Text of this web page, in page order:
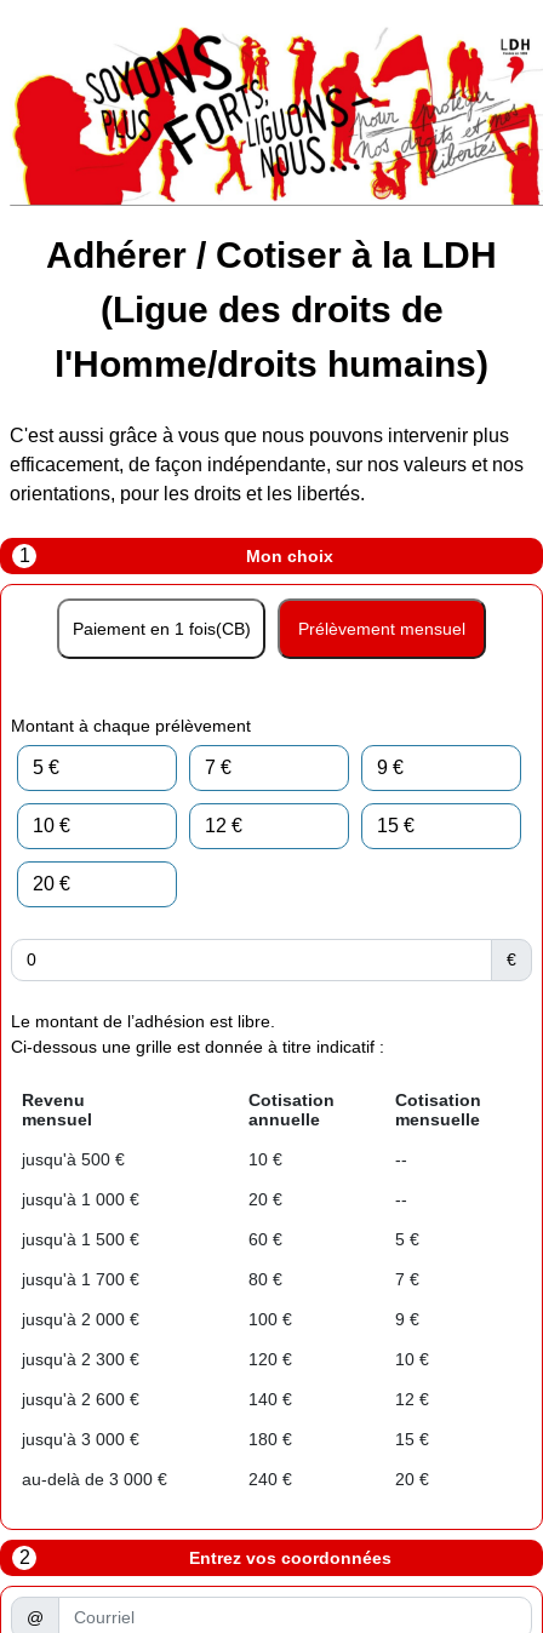
Adhérer / Cotiser à la LDH
(Ligue des droits de
l'Homme/droits humains)
C'est aussi grâce à vous que nous pouvons intervenir plus
efficacement, de façon indépendante, sur nos valeurs et nos
orientations, pour les droits et les libertés.
1 Mon choix
Paiement en 1 fois(CB) Prélèvement mensuel
Montant à chaque prélèvement
5 € 7 € 9 €
10 € 12 € 15 €
20 €
€
Le montant de l’adhésion est libre.
Ci-dessous une grille est donnée à titre indicatif :
Revenu
mensuel
Cotisation
annuelle
Cotisation
mensuelle
jusqu'à 500 € 10 € --
jusqu'à 1 000 € 20 € --
jusqu'à 1 500 € 60 € 5 €
jusqu'à 1 700 € 80 € 7 €
jusqu'à 2 000 € 100 € 9 €
jusqu'à 2 300 € 120 € 10 €
jusqu'à 2 600 € 140 € 12 €
jusqu'à 3 000 € 180 € 15 €
au-delà de 3 000 € 240 € 20 €
2 Entrez vos coordonnées
@